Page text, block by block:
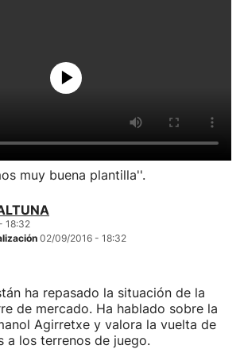
muy buena plantilla''.
18:32
02/09/2016 - 18:32
ha repasado la situación de la
de mercado. Ha hablado sobre la
Agirretxe y valora la vuelta de
a los terrenos de juego.